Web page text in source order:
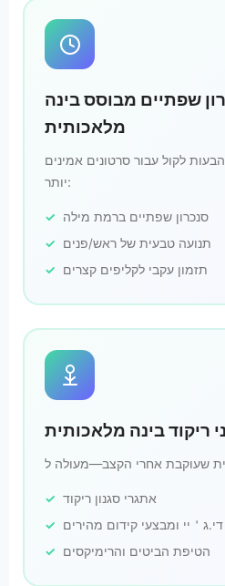
שפתיים מבוסס בינה
מלאכותית
לקול עבור סרטונים אמינים
יותר:
סנכרון שפתיים ברמת מילה
תנועה טבעית של ראש/פנים
תזמון עקבי לקליפים קצרים
ריקוד בינה מלאכותית
אתגרי סגנון ריקוד
＇יי ומבצעי קידום מהירים
הטיפת הביטים והרימיקסים